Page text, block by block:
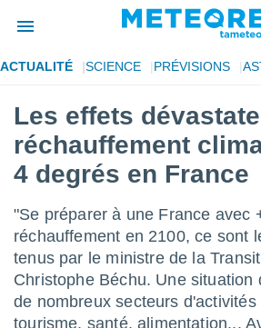
de
a
par
en
ACTUALITÉ SCIENCE PRÉVISIONS
Les effets
réchauffement
4 degrés en France
"Se préparer à une France avec
réchauffement en 2100, ce sont
tenus par le ministre de la
Christophe Béchu. Une situation
de nombreux secteurs d'activités
tourisme, santé, alimentation...